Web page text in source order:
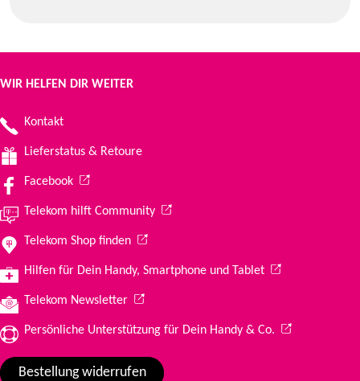
WIR HELFEN DIR WEITER
Kontakt
Lieferstatus & Retoure
Facebook(Wird in einem neuen Tab geöffnet)
Telekom hilft Community(Wird in einem neuen Tab geöffnet)
Telekom Shop finden(Wird in einem neuen Tab geöffnet)
Hilfen für Dein Handy, Smartphone und Tablet(Wird in einem
Telekom Newsletter(Wird in einem neuen Tab geöffnet)
Persönliche Unterstützung für Dein Handy & Co. (Wird in einem
Bestellung widerrufen